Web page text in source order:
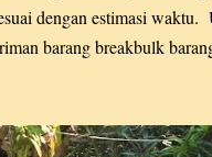
dengan estimasi
barang breakbulk